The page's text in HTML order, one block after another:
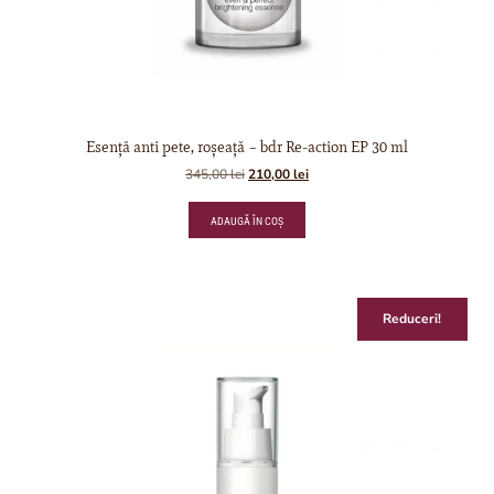
Esență anti pete, roșeață – bdr Re-action EP 30 ml
345,00lei210,00lei
ADAUGĂ ÎN COȘ
Reduceri!